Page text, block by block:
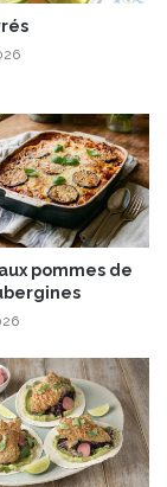
pommes de